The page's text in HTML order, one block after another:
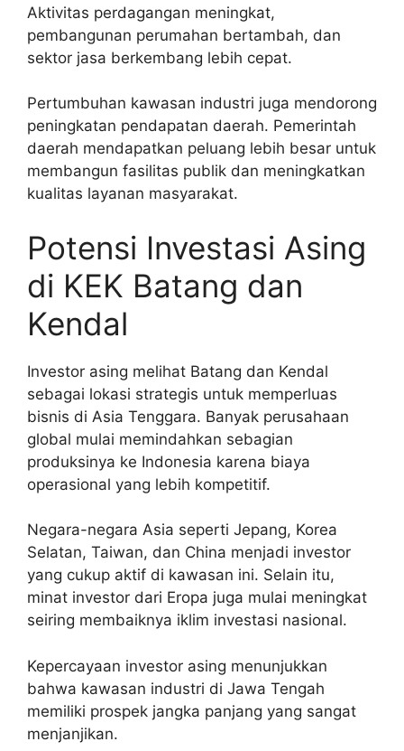
Aktivitas perdagangan meningkat,
pembangunan perumahan bertambah, dan
sektor jasa berkembang lebih cepat.
Pertumbuhan kawasan industri juga mendorong
peningkatan pendapatan daerah. Pemerintah
daerah mendapatkan peluang lebih besar untuk
membangun fasilitas publik dan meningkatkan
kualitas layanan masyarakat.
Potensi Investasi Asing
di KEK Batang dan
Kendal
Investor asing melihat Batang dan Kendal
sebagai lokasi strategis untuk memperluas
bisnis di Asia Tenggara. Banyak perusahaan
global mulai memindahkan sebagian
produksinya ke Indonesia karena biaya
operasional yang lebih kompetitif.
Negara-negara Asia seperti Jepang, Korea
Selatan, Taiwan, dan China menjadi investor
yang cukup aktif di kawasan ini. Selain itu,
minat investor dari Eropa juga mulai meningkat
seiring membaiknya iklim investasi nasional.
Kepercayaan investor asing menunjukkan
bahwa kawasan industri di Jawa Tengah
memiliki prospek jangka panjang yang sangat
menjanjikan.